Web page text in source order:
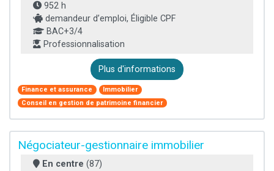
952 h
demandeur d’emploi, Éligible CPF
BAC+3/4
Professionnalisation
Plus d'informations
Finance et assurance
Immobilier
Conseil en gestion de patrimoine financier
Négociateur-gestionnaire immobilier
En centre (87)